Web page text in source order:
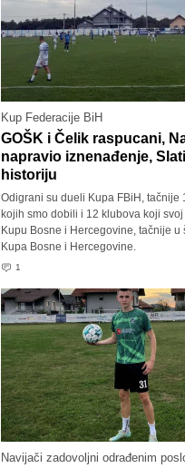
Kup Federacije BiH
GOŠK i Čelik raspucani,
napravio iznenađenje,
historiju
Odigrani su dueli Kupa FBiH, tačnije
kojih smo dobili i 12 klubova koji
Kupu Bosne i Hercegovine, tačnije
Kupa Bosne i Hercegovine.
1
Navijači zadovoljni odrađenim